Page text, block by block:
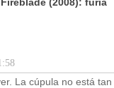
(2008): furia
La cúpula no está tan